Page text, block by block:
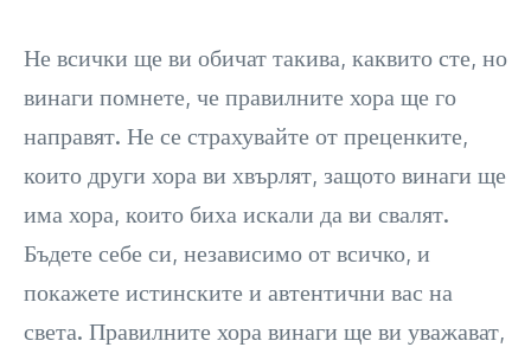
Не всички ще ви обичат такива, каквито сте, но
винаги помнете, че правилните хора ще го
направят. Не се страхувайте от преценките,
които други хора ви хвърлят, защото винаги ще
има хора, които биха искали да ви свалят.
Бъдете себе си, независимо от всичко, и
покажете истинските и автентични вас на
света. Правилните хора винаги ще ви уважават,